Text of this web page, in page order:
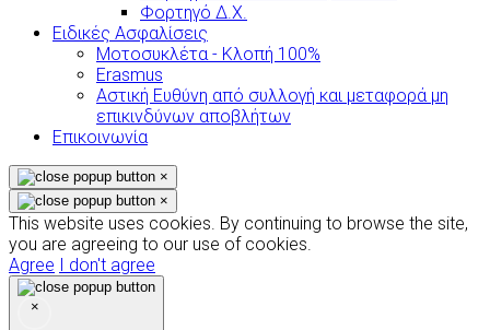
Φορτηγό Δ.Χ.
Ειδικές Ασφαλίσεις
Μοτοσυκλέτα - Κλοπή 100%
Erasmus
Αστική Ευθύνη από συλλογή και μεταφορά μη
επικινδύνων αποβλήτων
Επικοινωνία
×
×
This website uses cookies. By continuing to browse the site,
you are agreeing to our use of cookies.
Agree I don't agree
×